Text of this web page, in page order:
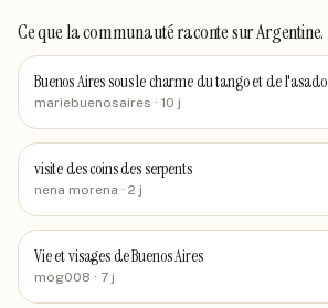
Ce que la communauté racontesur Argentine.
Buenos Aires sous le charme du tango et de l'asado
mariebuenosaires · 10 j
visite des coins des serpents
nena morena · 2 j
Vie et visages de Buenos Aires
mog008 · 7 j